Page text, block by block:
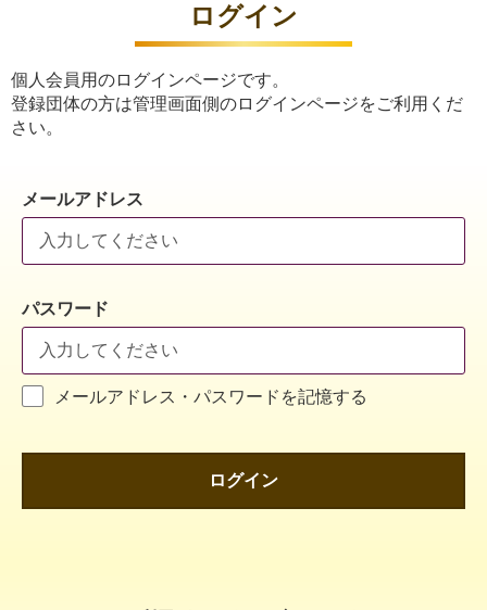
ログイン
個人会員用のログインページです。
登録団体の方は管理画面側のログインページをご利用くだ
さい。
メールアドレス
パスワード
メールアドレス・パスワードを記憶する
ログイン